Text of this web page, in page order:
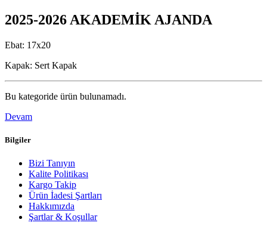
2025-2026 AKADEMİK AJANDA
Ebat: 17x20
Kapak: Sert Kapak
Bu kategoride ürün bulunamadı.
Devam
Bilgiler
Bizi Tanıyın
Kalite Politikası
Kargo Takip
Ürün İadesi Şartları
Hakkımızda
Şartlar & Koşullar